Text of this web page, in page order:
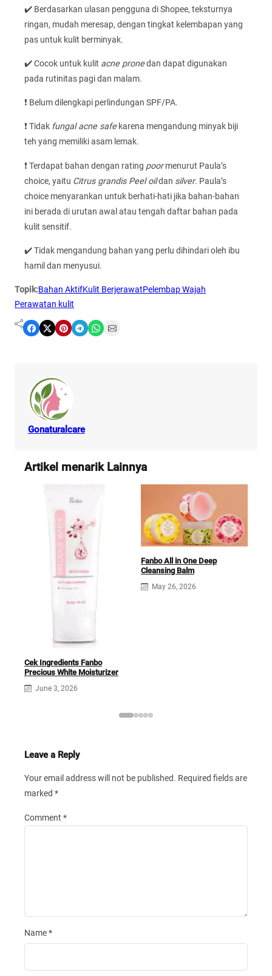
✔️ Berdasarkan ulasan pengguna di Shopee, teksturnya
ringan, mudah meresap, dengan tingkat kelembapan yang
pas untuk kulit berminyak.
✔️ Cocok untuk kulit acne pronedan dapat digunakan
pada rutinitas pagi dan malam.
❗ Belum dilengkapi perlindungan SPF/PA.
❗ Tidak fungal acne safekarena mengandung minyak biji
teh yang memiliki asam lemak.
❗ Terdapat bahan dengan rating poormenurut Paula’s
choice, yaitu Citrus grandis Peel oildan silver. Paula’s
choice menyarankan untuk berhati-hati jika bahan-bahan
ini berada di urutan awal atau tengah daftar bahan pada
kulit sensitif.
✔️ Tidak mengandung bahan yang perlu dihindari oleh ibu
hamil dan menyusui.
Topik:Bahan AktifKulit BerjerawatPelembap Wajah
Perawatan kulit
Share on Facebook Share on X Share on Pinterest Share on Telegram Share on WhatsApp Share on Email
Gonaturalcare
Artikel menarik Lainnya
Cek Ingredients Fanbo
Precious White Moisturizer
June 3, 2026
Fanbo All in One Deep
Cleansing Balm
May 26, 2026
Leave a Reply
Your email address will not be published. Required fields are
marked *
Comment *
Name*